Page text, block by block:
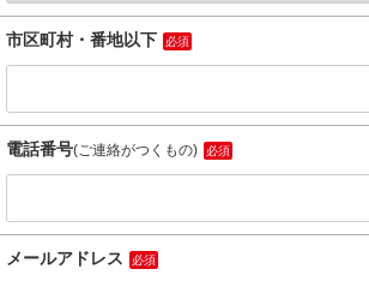
市区町村・番地以下 必須
電話番号(ご連絡がつくもの) 必須
メールアドレス 必須